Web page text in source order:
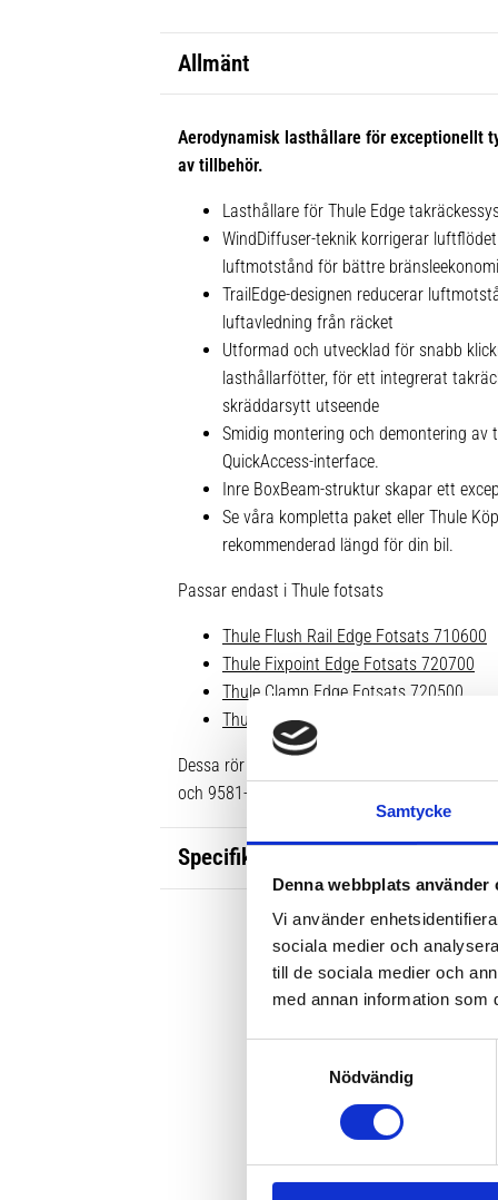
Samtycke
Denna webbplats använder
Vi använder
sociala medier och
till de sociala medier och
med annan information som
Nödvändig
Allmänt
Aerodynamisk lasthållare för exceptionellt
av tillbehör.
Lasthållare för Thule Edge
WindDiffuser-teknik korrigerar
luftmotstånd för bättre bränsleekonomi
TrailEdge-designen reducerar
luftavledning från räcket
Utformad och utvecklad för snabb
lasthållarfötter, för ett integrerat
skräddarsytt utseende
Smidig montering och demontering av
QuickAccess-interface.
Inre BoxBeam-struktur skapar ett
Se våra kompletta paket eller Thule
rekommenderad längd för din bil.
Passar endast i Thule fotsats
Thule Flush Rail Edge Fotsats 710600
Thule Fixpoint Edge Fotsats 720700
Thule Clamp Edge Fotsats 720500
Thule Raised Rail Edge Fotsats 720400
Dessa rör passar ej i de äldre Thule WingBar
och 9581-9585/9581B-9585B
Specifikationer